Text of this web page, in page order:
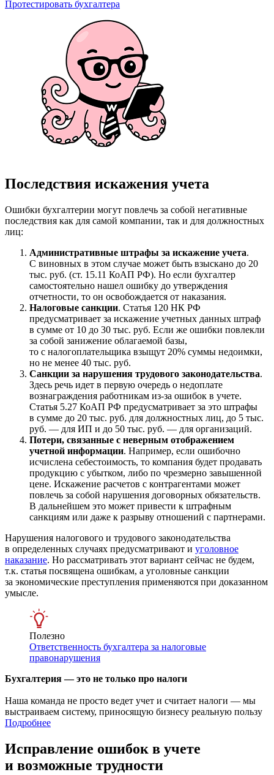
Протестировать бухгалтера
Последствия искажения учета
Ошибки бухгалтерии могут повлечь за собой негативные
последствия как для самой компании, так и для должностных
лиц:
Административные штрафы за искажение учета.
С виновных в этом случае может быть взыскано до 20
тыс. руб. (ст. 15.11 КоАП РФ). Но если бухгалтер
самостоятельно нашел ошибку до утверждения
отчетности, то он освобождается от наказания.
Налоговые санкции. Статья 120 НК РФ
предусматривает за искажение учетных данных штраф
в сумме от 10 до 30 тыс. руб. Если же ошибки повлекли
за собой занижение облагаемой базы,
то с налогоплательщика взыщут 20% суммы недоимки,
но не менее 40 тыс. руб.
Санкции за нарушения трудового законодательства.
Здесь речь идет в первую очередь о недоплате
вознаграждения работникам из-за ошибок в учете.
Статья 5.27 КоАП РФ предусматривает за это штрафы
в сумме до 20 тыс. руб. для должностных лиц, до 5 тыс.
руб. — для ИП и до 50 тыс. руб. — для организаций.
Потери, связанные с неверным отображением
учетной информации. Например, если ошибочно
исчислена себестоимость, то компания будет продавать
продукцию с убытком, либо по чрезмерно завышенной
цене. Искажение расчетов с контрагентами может
повлечь за собой нарушения договорных обязательств.
В дальнейшем это может привести к штрафным
санкциям или даже к разрыву отношений с партнерами.
Нарушения налогового и трудового законодательства
в определенных случаях предусматривают и уголовное
наказание. Но рассматривать этот вариант сейчас не будем,
т.к. статья посвящена ошибкам, а уголовные санкции
за экономические преступления применяются при доказанном
умысле.
Полезно
Ответственность бухгалтера за налоговые
правонарушения
Бухгалтерия — это не только про налоги
Наша команда не просто ведет учет и считает налоги — мы
выстраиваем систему, приносящую бизнесу реальную пользу
Подробнее
Исправление ошибок в учете
и возможные трудности